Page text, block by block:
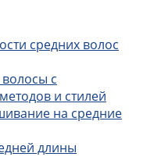
средних волос
с
и стилей
на средние
длины